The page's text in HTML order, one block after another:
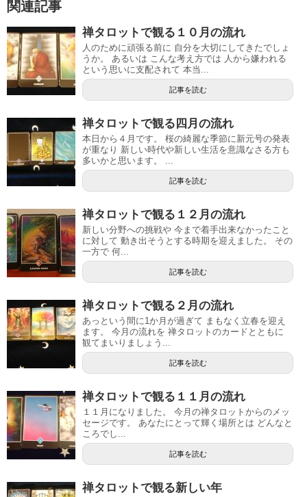
関連記事
禅タロットで観る１０月の流れ
人のために頑張る前に 自分を大切にしてきたでしょ
うか。 あるいは こんな考え方では 人から嫌われる
という思いに支配されて 本当...
記事を読む
禅タロットで観る四月の流れ
本日から４月です。 桜の綺麗な季節に新元号の発表
が重なり 新しい時代や新しい生活を意識なさる方も
多いかと思います。 ...
記事を読む
禅タロットで観る１２月の流れ
新しい分野への挑戦や 今まで着手出来なかったこと
に対して 動き出そうとする時期を迎えました。 その
一方で 何...
記事を読む
禅タロットで観る２月の流れ
あっという間に1か月が過ぎて まもなく立春を迎え
ます。 今月の流れを 禅タロットのカードとともに
観てまいりましょう...
記事を読む
禅タロットで観る１１月の流れ
１１月になりました。 今月の禅タロットからのメッ
セージです。 あなたにとって輝く場所とは どんなと
ころでし...
記事を読む
禅タロットで観る新しい年